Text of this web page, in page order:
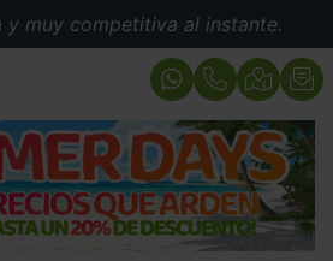
y muy competitiva al instante.